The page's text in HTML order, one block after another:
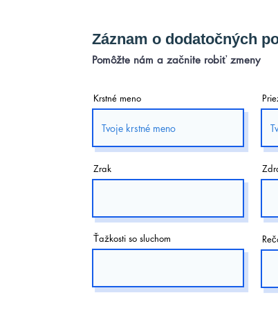
Záznam o dodatočných
Pomôžte nám a začnite robiť zmeny
Krstné meno
Zrak
Ťažkosti so sluchom